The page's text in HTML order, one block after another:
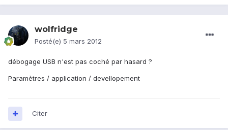
wolfridge
Posté(e) 5 mars 2012
débogage USB n'est pas coché par hasard ?
Paramètres / application / devellopement
Citer